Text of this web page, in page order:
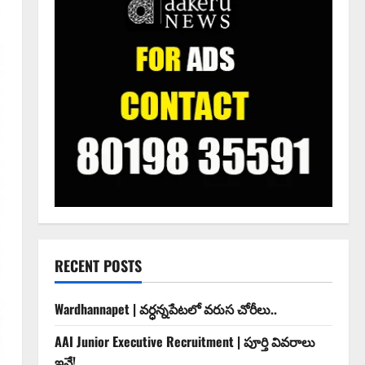
RECENT POSTS
Wardhannapet | వర్ధన్నపేటలో వరుస చోరీలు..
AAI Junior Executive Recruitment | పూర్తి వివరాలు